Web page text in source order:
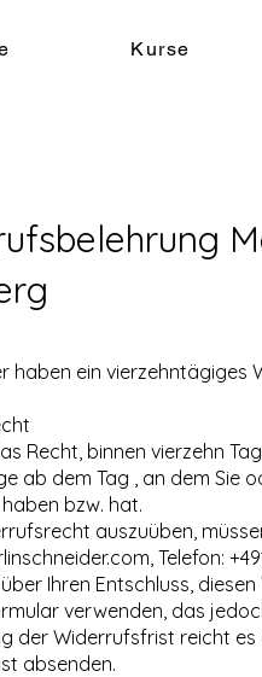
Kurse
haben ein vierzehntägiges
Recht, binnen vierzehn
ab dem Tag , an dem Sie
bzw. hat.
auszuüben,
, Telefon:
über Ihren Entschluss,
verwenden, das
der Widerrufsfrist reicht
absenden.